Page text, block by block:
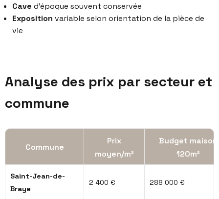
Cave d’époque souvent conservée
Exposition variable selon orientation de la pièce de
vie
Analyse des prix par secteur et
commune
Commune
Prix
moyen/m²
Budget maison
120m²
Saint-Jean-de-
Braye
2 400 € 288 000 €